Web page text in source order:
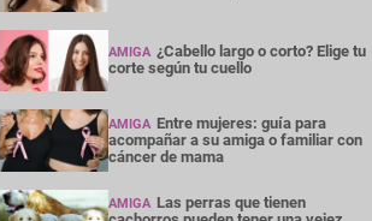
AMIGA ¿Cabello largo o corto? Elige tu
corte según tu cuello
AMIGA Entre mujeres: guía para
acompañar a su amiga o familiar con
cáncer de mama
AMIGA Las perras que tienen